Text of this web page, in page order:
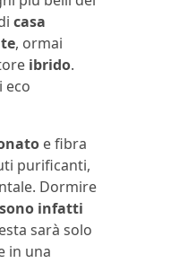
casa
, ormai
ibrido.
eco
e fibra
purificanti,
Dormire
infatti
sarà solo
in una